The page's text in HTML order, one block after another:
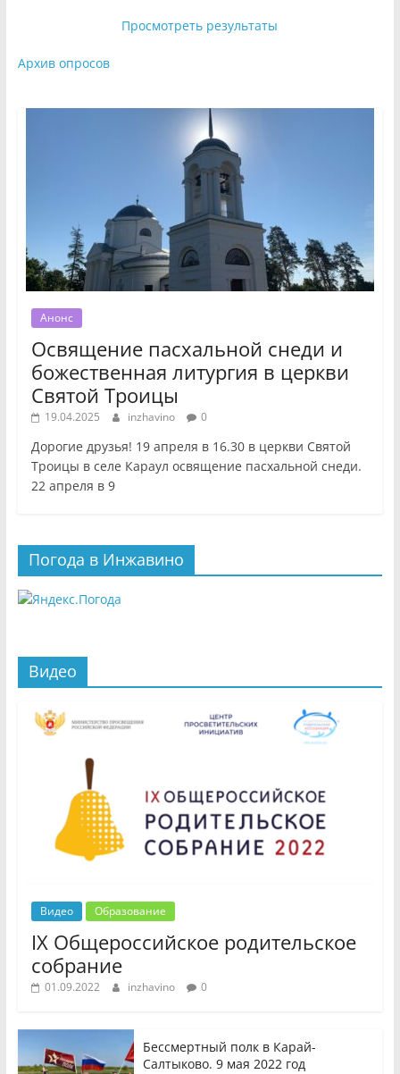
Просмотреть результаты
Архив опросов
Анонс
Освящение пасхальной снеди и
божественная литургия в церкви
Святой Троицы
19.04.2025 inzhavino 0
Дорогие друзья! 19 апреля в 16.30 в церкви Святой
Троицы в селе Караул освящение пасхальной снеди.
22 апреля в 9
Погода в Инжавино
Видео
Видео Образование
IX Общероссийское родительское
собрание
01.09.2022 inzhavino 0
Бессмертный полк в Карай-
Салтыково. 9 мая 2022 год